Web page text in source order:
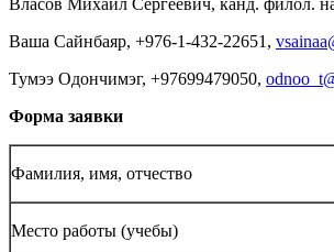
Ваша Сайнбаяр, +976-1-432-22651,
Тумээ Одончимэг, +97699479050,
Форма заявки
Фамилия, имя, отчество
Место работы (учебы)